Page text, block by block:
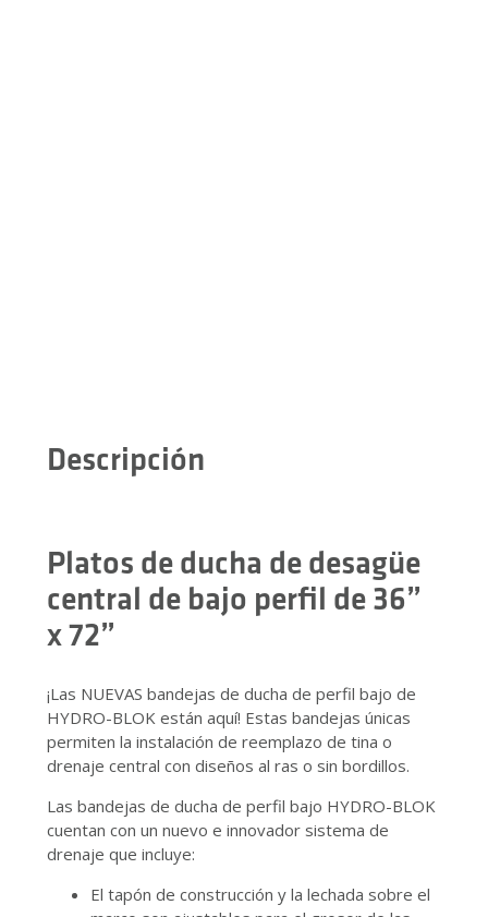
Descripción
Platos de ducha de desagüe
central de bajo perfil de 36”
x 72”
¡Las NUEVAS bandejas de ducha de perfil bajo de
HYDRO-BLOK están aquí! Estas bandejas únicas
permiten la instalación de reemplazo de tina o
drenaje central con diseños al ras o sin bordillos.
Las bandejas de ducha de perfil bajo HYDRO-BLOK
cuentan con un nuevo e innovador sistema de
drenaje que incluye:
El tapón de construcción y la lechada sobre el